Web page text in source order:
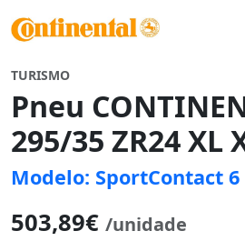
TURISMO
Pneu
295/35 ZR24 XL
Modelo: SportContact 6
503,89€ /unidade